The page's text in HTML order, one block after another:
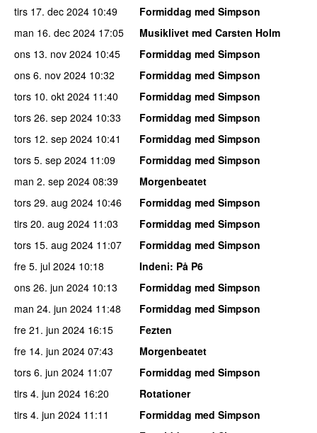
tirs 17. dec 2024 10:49
Formiddag med Simpson
man 16. dec 2024 17:05
Musiklivet med Carsten Holm
ons 13. nov 2024 10:45
Formiddag med Simpson
ons 6. nov 2024 10:32
Formiddag med Simpson
tors 10. okt 2024 11:40
Formiddag med Simpson
tors 26. sep 2024 10:33
Formiddag med Simpson
tors 12. sep 2024 10:41
Formiddag med Simpson
tors 5. sep 2024 11:09
Formiddag med Simpson
man 2. sep 2024 08:39
Morgenbeatet
tors 29. aug 2024 10:46
Formiddag med Simpson
tirs 20. aug 2024 11:03
Formiddag med Simpson
tors 15. aug 2024 11:07
Formiddag med Simpson
fre 5. jul 2024 10:18 Indeni: På P6
ons 26. jun 2024 10:13
Formiddag med Simpson
man 24. jun 2024 11:48
Formiddag med Simpson
fre 21. jun 2024 16:15
Fezten
fre 14. jun 2024 07:43
Morgenbeatet
tors 6. jun 2024 11:07
Formiddag med Simpson
tirs 4. jun 2024 16:20
Rotationer
tirs 4. jun 2024 11:11
Formiddag med Simpson